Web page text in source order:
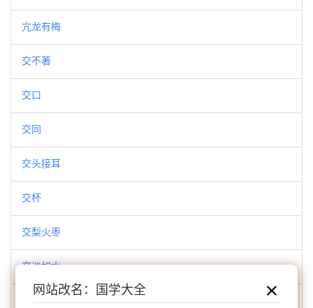
亢龙有梅
交不著
交口
交同
交头接耳
交杯
交梨火枣
交淡如水
交游之仇不同国
网站改名：国学大全